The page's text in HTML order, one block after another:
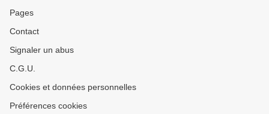
Pages
Contact
Signaler un abus
C.G.U.
Cookies et données personnelles
Préférences cookies